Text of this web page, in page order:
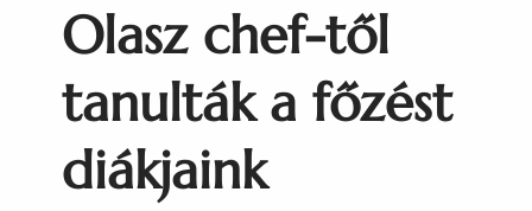
Olasz chef-től
tanulták a főzést
diákjaink